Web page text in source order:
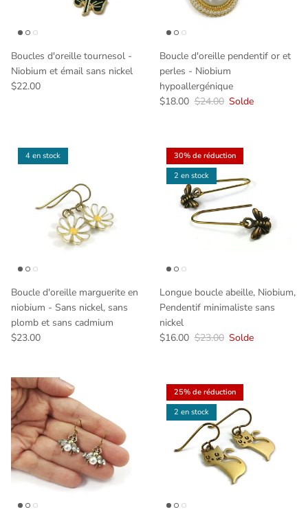
Boucles d'oreille tournesol -
Niobium et émail sans nickel
$22.00
Boucle d'oreille pendentif or et
perles - Niobium
hypoallergénique
$18.00 $24.00 Solde
4 en stock
Boucle d'oreille marguerite en
niobium - Sans nickel, sans
plomb et sans cadmium
$23.00
30% de réduction
2 en stock
Longue boucle abeille, Niobium,
Pendentif minimaliste sans
nickel
$16.00 $23.00 Solde
25% de réduction
2 en stock